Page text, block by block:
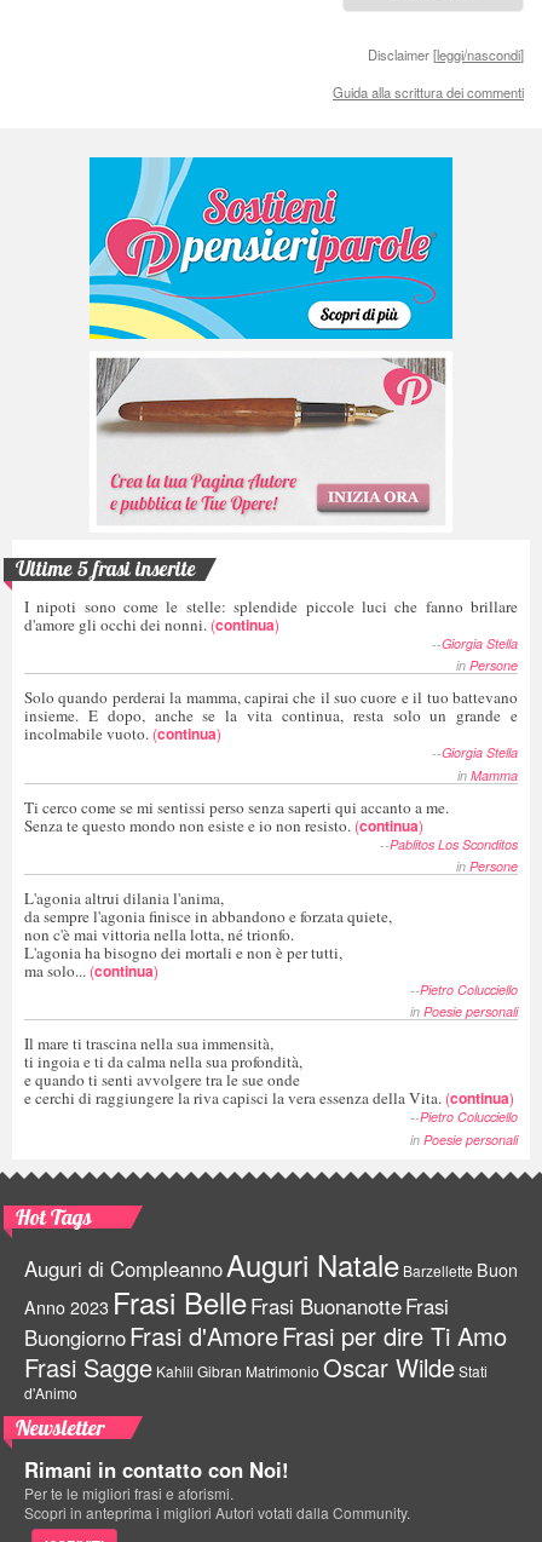
Disclaimer [leggi/nascondi]
Guida alla scrittura dei commenti
Ultime 5 frasi inserite
I nipoti sono come le stelle: splendide piccole luci che fanno brillare
d'amore gli occhi dei nonni. (continua)
--Giorgia Stella
in Persone
Solo quando perderai la mamma, capirai che il suo cuore e il tuo battevano
insieme. E dopo, anche se la vita continua, resta solo un grande e
incolmabile vuoto. (continua)
--Giorgia Stella
in Mamma
Ti cerco come se mi sentissi perso senza saperti qui accanto a me.
Senza te questo mondo non esiste e io non resisto. (continua)
--Pablitos Los Sconditos
in Persone
L'agonia altrui dilania l'anima,
da sempre l'agonia finisce in abbandono e forzata quiete,
non c'è mai vittoria nella lotta, né trionfo.
L'agonia ha bisogno dei mortali e non è per tutti,
ma solo... (continua)
--Pietro Colucciello
in Poesie personali
Il mare ti trascina nella sua immensità,
ti ingoia e ti da calma nella sua profondità,
e quando ti senti avvolgere tra le sue onde
e cerchi di raggiungere la riva capisci la vera essenza della Vita. (continua)
--Pietro Colucciello
in Poesie personali
Hot Tags
Auguri di CompleannoAuguri Natale Barzellette Buon
Anno 2023 Frasi BelleFrasi BuonanotteFrasi
BuongiornoFrasi d'AmoreFrasi per dire Ti Amo
Frasi Sagge Kahlil Gibran Matrimonio Oscar WildeStati
d'Animo
Newsletter
Rimani in contatto con Noi!
Per te le migliori frasi e aforismi.
Scopri in anteprima i migliori Autori votati dalla Community.